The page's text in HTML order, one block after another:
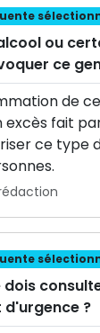
ou
ce
de
excès fait
ce type
dois
?